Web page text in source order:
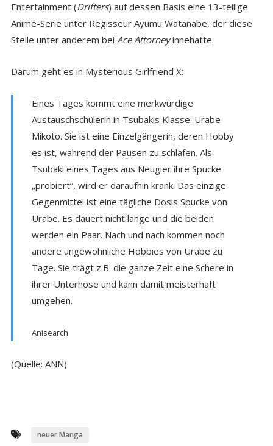
Entertainment (Drifters) auf dessen Basis eine 13-teilige
Anime-Serie unter Regisseur Ayumu Watanabe, der diese
Stelle unter anderem bei Ace Attorneyinnehatte.
Darum geht es in Mysterious Girlfriend X:
Eines Tages kommt eine merkwürdige
Austauschschülerin in Tsubakis Klasse: Urabe
Mikoto. Sie ist eine Einzelgängerin, deren Hobby
es ist, während der Pausen zu schlafen. Als
Tsubaki eines Tages aus Neugier ihre Spucke
„probiert“, wird er daraufhin krank. Das einzige
Gegenmittel ist eine tägliche Dosis Spucke von
Urabe. Es dauert nicht lange und die beiden
werden ein Paar. Nach und nach kommen noch
andere ungewöhnliche Hobbies von Urabe zu
Tage. Sie trägt z.B. die ganze Zeit eine Schere in
ihrer Unterhose und kann damit meisterhaft
umgehen.
Anisearch
(Quelle: ANN)
neuer Manga